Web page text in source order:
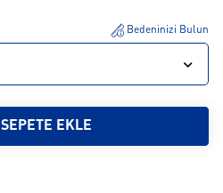
Bedeninizi Bulun
SEPETE EKLE